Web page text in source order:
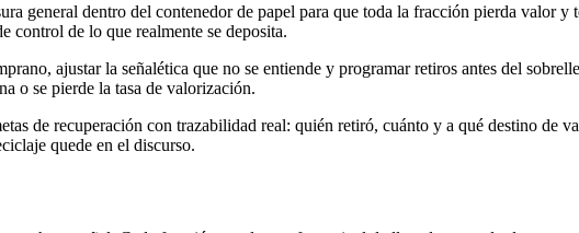
general dentro del contenedor de papel para que toda la fracción pierda valor y
control de lo que realmente se deposita.
ajustar la señalética que no se entiende y programar retiros antes del
o se pierde la tasa de valorización.
de recuperación con trazabilidad real: quién retiró, cuánto y a qué destino de
quede en el discurso.